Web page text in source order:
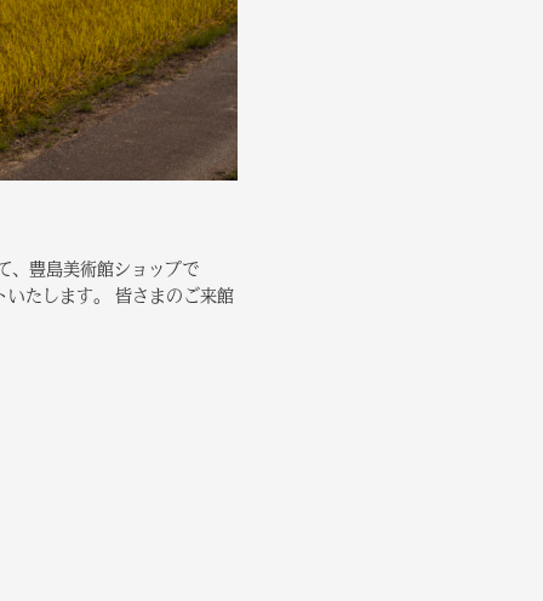
、豊島美術館ショップで
たします。 皆さまのご来館